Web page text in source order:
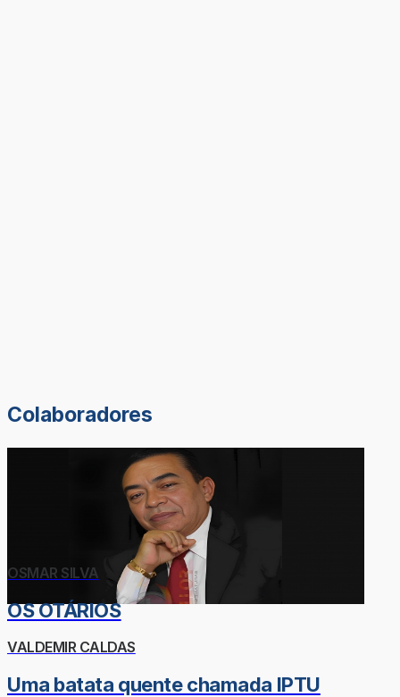
Colaboradores
OSMAR SILVA
OS OTÁRIOS
VALDEMIR CALDAS
Uma batata quente chamada IPTU